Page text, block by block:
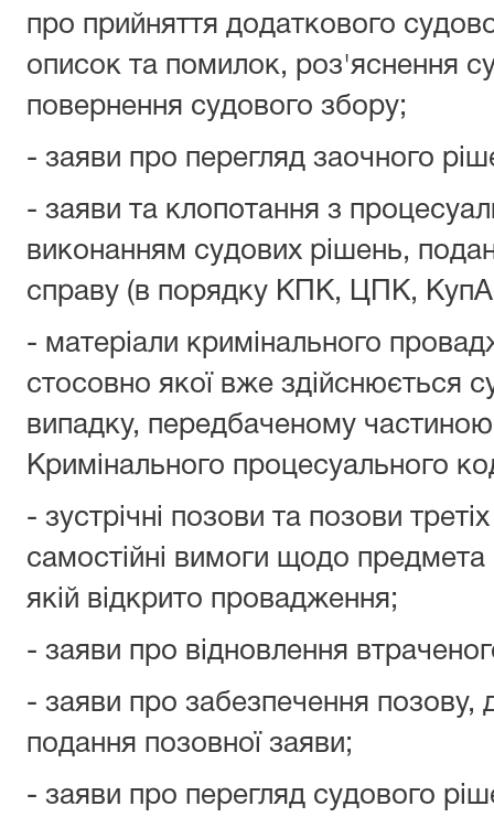
про прийняття додаткового
описок та помилок, роз'яснення
повернення судового збору;
- заяви про перегляд заочного
- заяви та клопотання з
виконанням судових рішень,
справу (в порядку КПК, ЦПК,
- матеріали кримінального
стосовно якої вже здійснюється
випадку, передбаченому частиною
Кримінального процесуального
- зустрічні позови та позови
самостійні вимоги щодо предмета
якій відкрито провадження;
- заяви про відновлення
- заяви про забезпечення позову,
подання позовної заяви;
- заяви про перегляд судового